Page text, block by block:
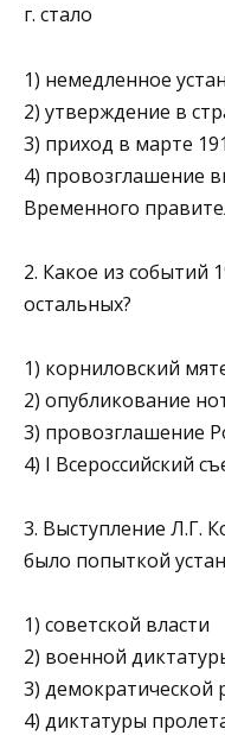
г. стало
1) немедленное
2) утверждение в
3) приход в марте
4) провозглашение
Временного
2. Какое из событий
остальных?
1) корниловский
2) опубликование
3) провозглашение
4) I Всероссийский
3. Выступление Л.Г.
было попыт­кой
1) советской власти
2) военной
3) демократической
4) диктатуры